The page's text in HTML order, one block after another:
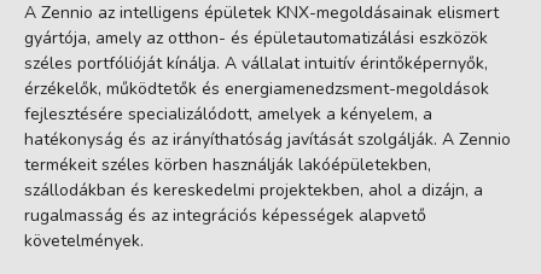
A Zennio az intelligens épületek KNX-megoldásainak elismert
gyártója, amely az otthon- és épületautomatizálási eszközök
széles portfólióját kínálja. A vállalat intuitív érintőképernyők,
érzékelők, működtetők és energiamenedzsment-megoldások
fejlesztésére specializálódott, amelyek a kényelem, a
hatékonyság és az irányíthatóság javítását szolgálják. A Zennio
termékeit széles körben használják lakóépületekben,
szállodákban és kereskedelmi projektekben, ahol a dizájn, a
rugalmasság és az integrációs képességek alapvető
követelmények.